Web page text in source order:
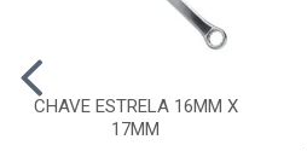
CHAVE ESTRELA 16MM X
17MM